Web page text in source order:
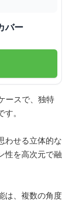
バー
ースで、独特
。
わせる立体的な
性を高次元で融
は、複数の角度